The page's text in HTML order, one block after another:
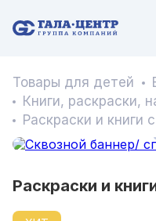
Товары для детей
Книги, раскраски,
Раскраски и книги
Раскраски и